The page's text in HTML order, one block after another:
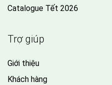
Catalogue Tết 2026
Trợ giúp
Giới thiệu
Khách hàng